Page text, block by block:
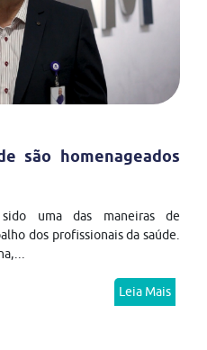
são homenageados
uma das maneiras de
dos profissionais da saúde.
Leia Mais